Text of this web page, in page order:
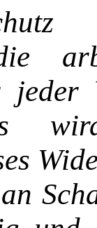
jeder